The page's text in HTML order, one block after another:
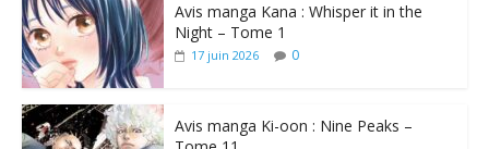
Avis manga Kana : Whisper it in the
Night – Tome 1
17 juin 2026 0
Avis manga Ki-oon : Nine Peaks –